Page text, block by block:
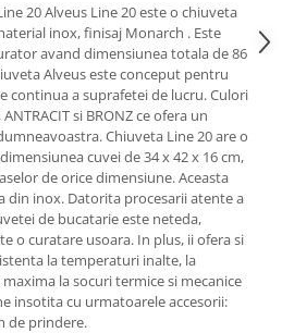
20 Alveus Line 20 este o chiuveta
inox, finisaj Monarch . Este
avand dimensiunea totala de 86
Alveus este conceput pentru
continua a suprafetei de lucru. Culori
si BRONZ ce ofera un
Chiuveta Line 20 are o
cuvei de 34 x 42 x 16 cm,
de orice dimensiune. Aceasta
din inox. Datorita procesarii atente a
de bucatarie este neteda,
o curatare usoara. In plus, ii ofera si
la temperaturi inalte, la
la socuri termice si mecanice
insotita cu urmatoarele accesorii:
de prindere.